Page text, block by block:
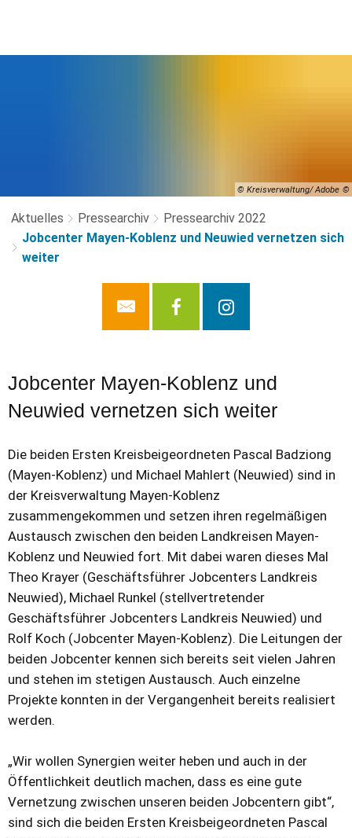
© Kreisverwaltung/ Adobe
Aktuelles Pressearchiv
Pressearchiv 2022
Jobcenter Mayen-Koblenz und Neuwied vernetzen sich
weiter
Jobcenter Mayen-Koblenz und
Neuwied vernetzen sich weiter
Die beiden Ersten Kreisbeigeordneten Pascal Badziong
(Mayen-Koblenz) und Michael Mahlert (Neuwied) sind in
der Kreisverwaltung Mayen-Koblenz
zusammengekommen und setzen ihren regelmäßigen
Austausch zwischen den beiden Landkreisen Mayen-
Koblenz und Neuwied fort. Mit dabei waren dieses Mal
Theo Krayer (Geschäftsführer Jobcenters Landkreis
Neuwied), Michael Runkel (stellvertretender
Geschäftsführer Jobcenters Landkreis Neuwied) und
Rolf Koch (Jobcenter Mayen-Koblenz). Die Leitungen der
beiden Jobcenter kennen sich bereits seit vielen Jahren
und stehen im stetigen Austausch. Auch einzelne
Projekte konnten in der Vergangenheit bereits realisiert
werden.
„Wir wollen Synergien weiter heben und auch in der
Öffentlichkeit deutlich machen, dass es eine gute
Vernetzung zwischen unseren beiden Jobcentern gibt“,
sind sich die beiden Ersten Kreisbeigeordneten Pascal